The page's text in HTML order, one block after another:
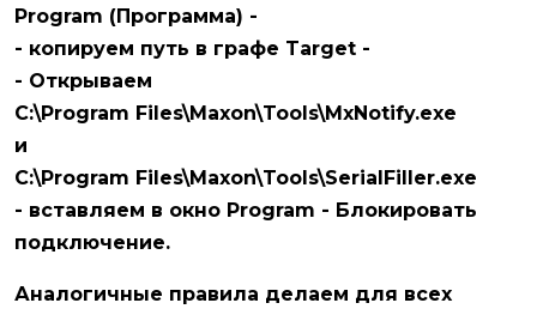
Program (Программа) -
- копируем путь в графе Target -
- Открываем
C:\Program Files\Maxon\Tools\MxNotify.exe
и
C:\Program Files\Maxon\Tools\SerialFiller.exe
- вставляем в окно Program - Блокировать
подключение.
Аналогичные правила делаем для всех